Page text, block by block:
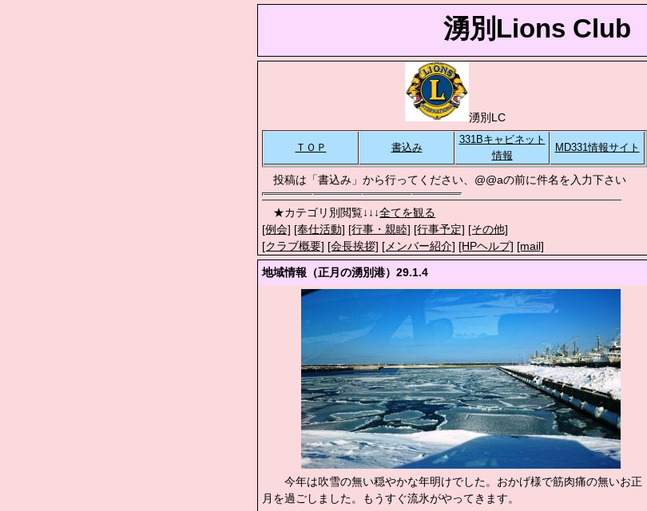
湧別Lions Club
湧別LC
ＴＯＰ 書込み
331Bキャビネット
情報
MD331情報サイト
投稿は「書込み」から行ってください、@@aの前に件名を入力下さい
★カテゴリ別閲覧↓↓↓全てを観る
[例会] [奉仕活動] [行事・親睦] [行事予定] [その他]
[クラブ概要] [会長挨拶] [メンバー紹介] [HPヘルプ] [mail]
地域情報（正月の湧別港）29.1.4
今年は吹雪の無い穏やかな年明けでした。おかげ様で筋肉痛の無いお正
月を過ごしました。もうすぐ流氷がやってきます。